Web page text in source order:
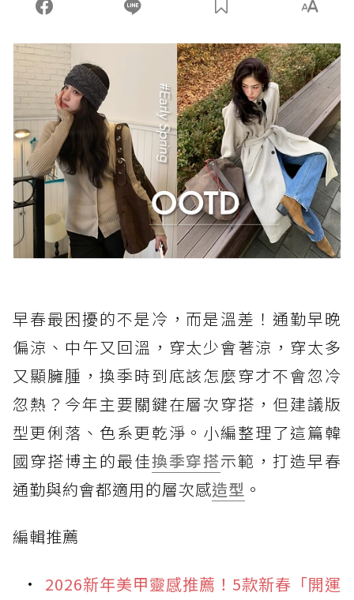
早春最困擾的不是冷，而是溫差！通勤早晚
偏涼、中午又回溫，穿太少會著涼，穿太多
又顯臃腫，換季時到底該怎麼穿才不會忽冷
忽熱？今年主要關鍵在層次穿搭，但建議版
型更俐落、色系更乾淨。小編整理了這篇韓
國穿搭博主的最佳換季穿搭示範，打造早春
通勤與約會都適用的層次感造型 。
編輯推薦
2026新年美甲靈感推薦！5款新春「開運